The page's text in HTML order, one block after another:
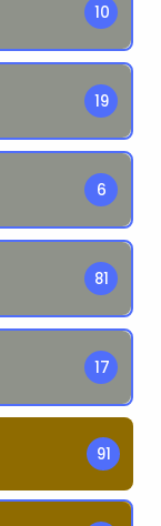
10
19
6
81
17
91